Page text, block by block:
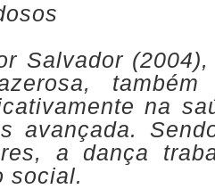
Salvador
na
avançada.
a dança
social.